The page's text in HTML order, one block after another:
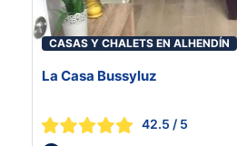
CASAS Y CHALETS EN ALHENDÍN
La Casa Bussyluz
42.5 / 5